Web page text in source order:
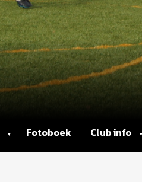
Fotoboek Club info